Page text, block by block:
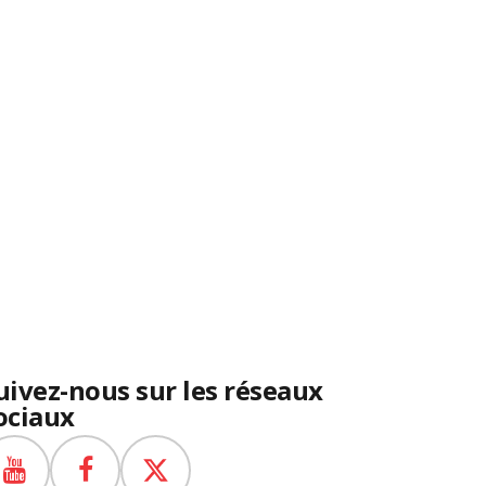
nous sur les réseaux